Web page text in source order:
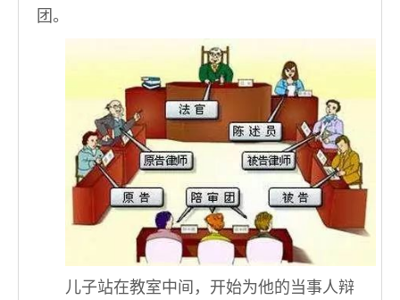
团。
儿子站在教室中间，开始为他的当事人辩